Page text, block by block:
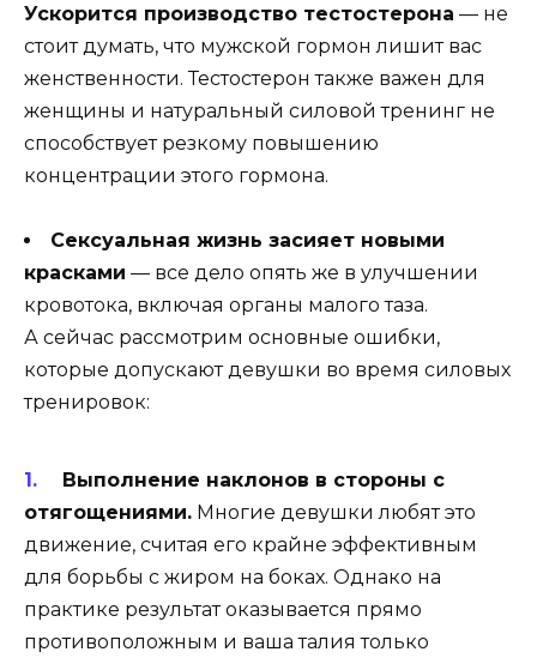
Ускорится производство тестостерона — не
стоит думать, что мужской гормон лишит вас
женственности. Тестостерон также важен для
женщины и натуральный силовой тренинг не
способствует резкому повышению
концентрации этого гормона.
Сексуальная жизнь засияет новыми
красками — все дело опять же в улучшении
кровотока, включая органы малого таза.
А сейчас рассмотрим основные ошибки,
которые допускают девушки во время силовых
тренировок:
Выполнение наклонов в стороны с
отягощениями. Многие девушки любят это
движение, считая его крайне эффективным
для борьбы с жиром на боках. Однако на
практике результат оказывается прямо
противоположным и ваша талия только